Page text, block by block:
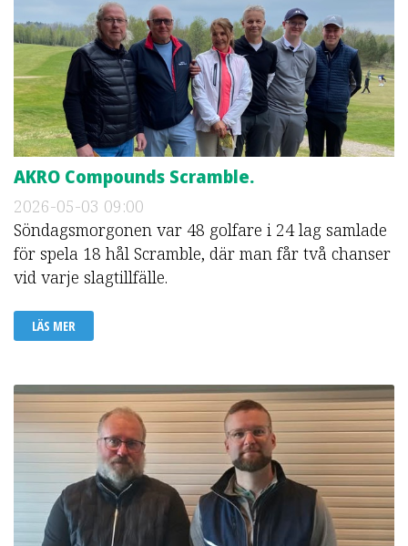
AKRO Compounds Scramble.
2026-05-03 09:00
Söndagsmorgonen var 48 golfare i 24 lag samlade
för spela 18 hål Scramble, där man får två chanser
vid varje slagtillfälle.
LÄS MER